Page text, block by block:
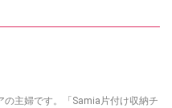
主婦です。「Samia片付け収納チ